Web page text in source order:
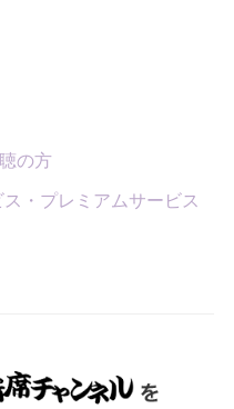
の方
・プレミアムサービス